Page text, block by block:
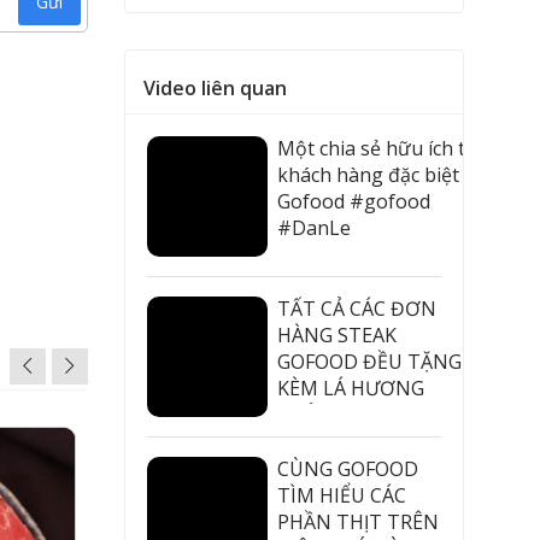
thơm
Video liên quan
Một chia sẻ hữu ích từ
khách hàng đặc biệt của
Gofood #gofood
#DanLe
TẤT CẢ CÁC ĐƠN
HÀNG STEAK
GOFOOD ĐỀU TẶNG
KÈM LÁ HƯƠNG
#thucphamnhapkhau
#steak
CÙNG GOFOOD
TÌM HIỂU CÁC
PHẦN THỊT TRÊN